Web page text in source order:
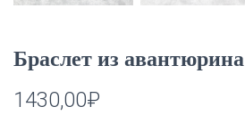
Браслет из авантюрина
1430,00₽